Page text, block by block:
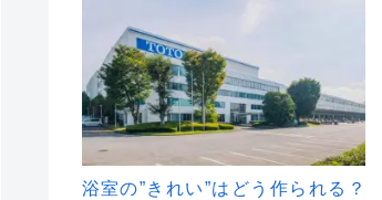
浴室の”きれい”はどう作られる？